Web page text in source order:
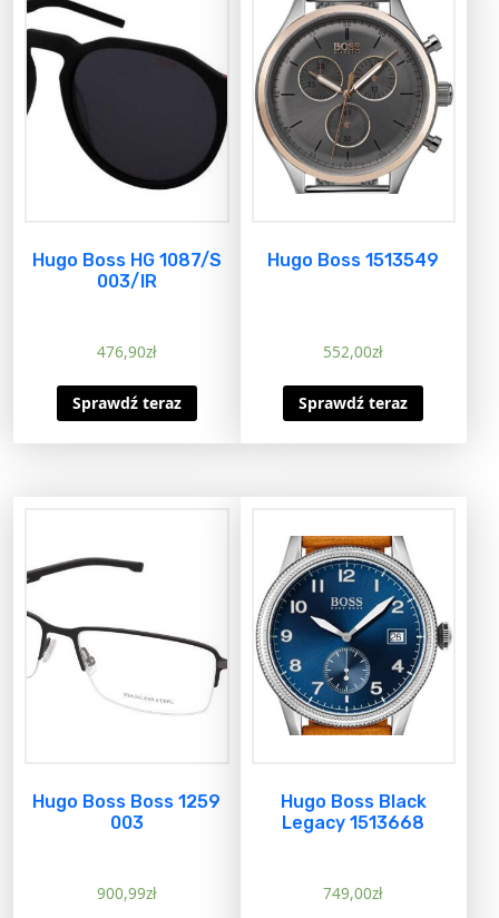
Hugo Boss HG 1087/S
003/IR
476,90zł
Sprawdź teraz
Hugo Boss 1513549
552,00zł
Sprawdź teraz
Hugo Boss Boss 1259
003
900,99zł
Hugo Boss Black
Legacy 1513668
749,00zł